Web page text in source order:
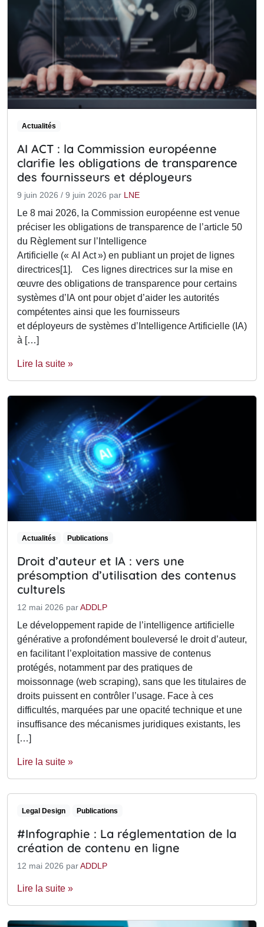
Actualités
AI ACT : la Commission européenne
clarifie les obligations de transparence
des fournisseurs et déployeurs
9 juin 2026 / 9 juin 2026 par LNE
Le 8 mai 2026, la Commission européenne est venue
préciser les obligations de transparence de l’article 50
du Règlement sur l’Intelligence
Artificielle (« AI Act ») en publiant un projet de lignes
directrices[1]. Ces lignes directrices sur la mise en
œuvre des obligations de transparence pour certains
systèmes d’IA ont pour objet d’aider les autorités
compétentes ainsi que les fournisseurs
et déployeurs de systèmes d’Intelligence Artificielle (IA)
à […]
Lire la suite »
Actualités Publications
Droit d’auteur et IA : vers une
présomption d’utilisation des contenus
culturels
12 mai 2026 parADDLP
Le développement rapide de l’intelligence artificielle
générative a profondément bouleversé le droit d’auteur,
en facilitant l’exploitation massive de contenus
protégés, notamment par des pratiques de
moissonnage (web scraping), sans que les titulaires de
droits puissent en contrôler l’usage. Face à ces
difficultés, marquées par une opacité technique et une
insuffisance des mécanismes juridiques existants, les
[…]
Lire la suite »
Legal Design Publications
#Infographie : La réglementation de la
création de contenu en ligne
12 mai 2026 parADDLP
Lire la suite »